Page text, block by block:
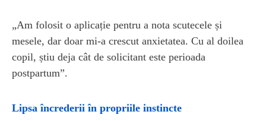
„Am folosit o aplicație pentru a nota scutecele și
mesele, dar doar mi‑a crescut anxietatea. Cu al doilea
copil, știu deja cât de solicitant este perioada
postpartum”.
Lipsa încrederii în propriile instincte